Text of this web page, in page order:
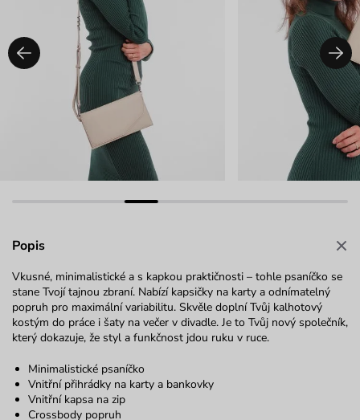
Popis
Vkusné, minimalistické a s kapkou praktičnosti – tohle psaníčko se
stane Tvojí tajnou zbraní. Nabízí kapsičky na karty a odnímatelný
popruh pro maximální variabilitu. Skvěle doplní Tvůj kalhotový
kostým do práce i šaty na večer v divadle. Je to Tvůj nový společník,
který dokazuje, že styl a funkčnost jdou ruku v ruce.
Minimalistické psaníčko
Vnitřní přihrádky na karty a bankovky
Vnitřní kapsa na zip
Crossbody popruh